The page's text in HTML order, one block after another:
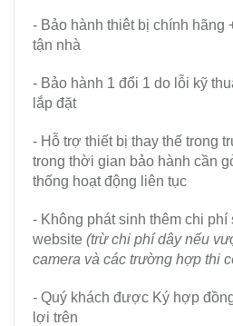
- Bảo hành thiêt bị chính hãng
tận nhà
- Bảo hành 1 đổi 1 do lỗi kỹ
lắp đặt
- Hỗ trợ thiết bị thay thế trong
trong thời gian bảo hành cần
thống hoạt động liên tục
- Không phát sinh thêm chi phí
website (trừ chi phí dây nếu
camera và các trường hợp thi
- Quý khách được Ký hợp
lợi trên